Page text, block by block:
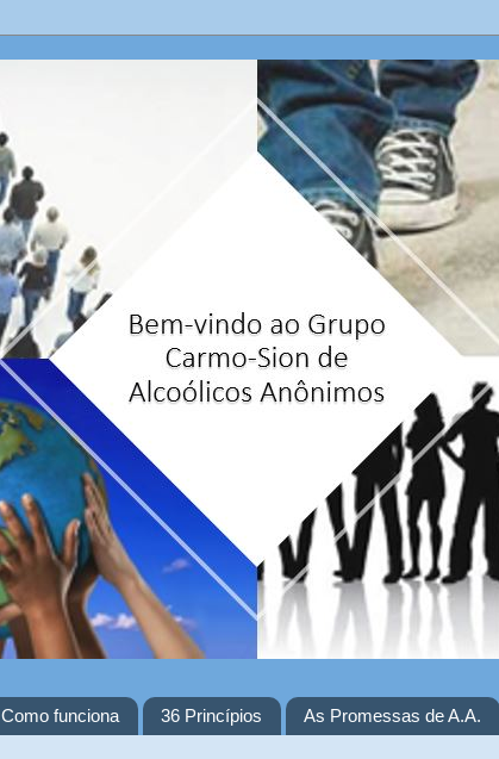
Como funciona 36 Princípios As Promessas de A.A.